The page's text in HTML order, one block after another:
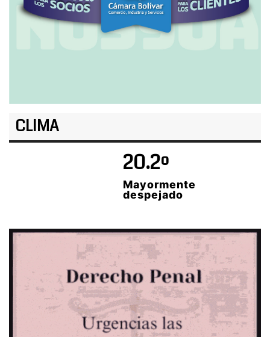
CLIMA
20.2º
Mayormente
despejado